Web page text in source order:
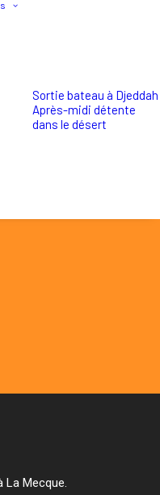
Sortie bateau à Djeddah
Après-midi détente
dans le désert
La Mecque.